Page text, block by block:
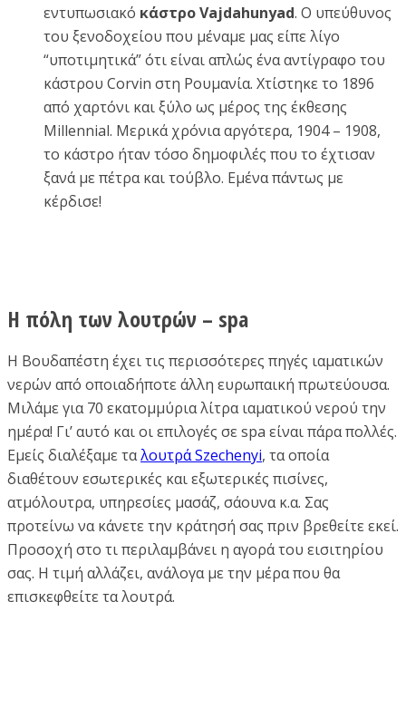
εντυπωσιακό κάστρο Vajdahunyad. Ο υπεύθυνος
του ξενοδοχείου που μέναμε μας είπε λίγο
“υποτιμητικά” ότι είναι απλώς ένα αντίγραφο του
κάστρου Corvin στη Ρουμανία. Χτίστηκε το 1896
από χαρτόνι και ξύλο ως μέρος της έκθεσης
Millennial. Μερικά χρόνια αργότερα, 1904 – 1908,
το κάστρο ήταν τόσο δημοφιλές που το έχτισαν
ξανά με πέτρα και τούβλο. Εμένα πάντως με
κέρδισε!
Η πόλη των λουτρών – spa
Η Βουδαπέστη έχει τις περισσότερες πηγές ιαματικών
νερών από οποιαδήποτε άλλη ευρωπαική πρωτεύουσα.
Μιλάμε για 70 εκατομμύρια λίτρα ιαματικού νερού την
ημέρα! Γι’ αυτό και οι επιλογές σε spa είναι πάρα πολλές.
Εμείς διαλέξαμε ταλουτρά Szechenyi, τα οποία
διαθέτουν εσωτερικές και εξωτερικές πισίνες,
ατμόλουτρα, υπηρεσίες μασάζ, σάουνα κ.α. Σας
προτείνω να κάνετε την κράτησή σας πριν βρεθείτε εκεί.
Προσοχή στο τι περιλαμβάνει η αγορά του εισιτηρίου
σας. Η τιμή αλλάζει, ανάλογα με την μέρα που θα
επισκεφθείτε τα λουτρά.